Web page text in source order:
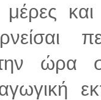
την ώρα